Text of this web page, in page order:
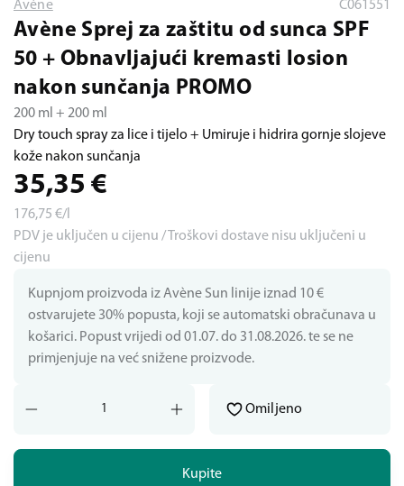
Avène C061551
Avène Sprej za zaštitu od sunca SPF
50 + Obnavljajući kremasti losion
nakon sunčanja PROMO
200 ml + 200 ml
Dry touch spray za lice i tijelo + Umiruje i hidrira gornje slojeve
kože nakon sunčanja
35,35 €
176,75 €/l
PDV je uključen u cijenu / Troškovi dostave nisu uključeni u
cijenu
Kupnjom proizvoda iz Avène Sun linije iznad 10 €
ostvarujete 30% popusta, koji se automatski obračunava u
košarici. Popust vrijedi od 01.07. do 31.08.2026. te se ne
primjenjuje na već snižene proizvode.
Kupite
Omiljeno